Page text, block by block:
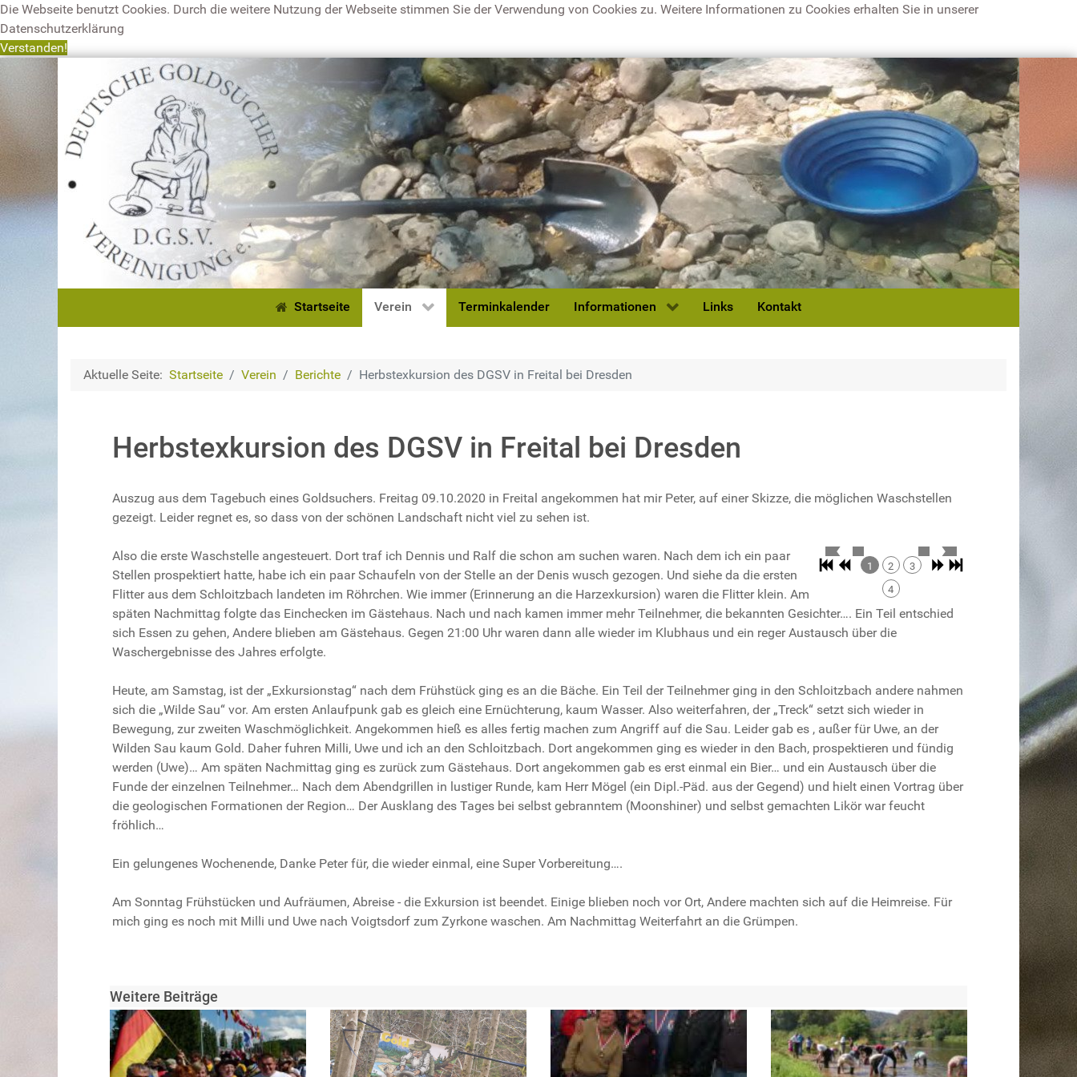
Die Webseite benutzt Cookies. Durch die weitere Nutzung der Webseite stimmen Sie der Verwendung von Cookies zu. Weitere Informationen zu Cookies erhalten Sie in unserer
Datenschutzerklärung
Verstanden!
Startseite Verein Terminkalender Informationen Links Kontakt
Aktuelle Seite: Startseite Verein Berichte Herbstexkursion des DGSV in Freital bei Dresden
Herbstexkursion des DGSV in Freital bei Dresden
Auszug aus dem Tagebuch eines Goldsuchers. Freitag 09.10.2020 in Freital angekommen hat mir Peter, auf einer Skizze, die möglichen Waschstellen
gezeigt. Leider regnet es, so dass von der schönen Landschaft nicht viel zu sehen ist.
1 2
3
4
Also die erste Waschstelle angesteuert. Dort traf ich Dennis und Ralf die schon am suchen waren. Nach dem ich ein paar
Stellen prospektiert hatte, habe ich ein paar Schaufeln von der Stelle an der Denis wusch gezogen. Und siehe da die ersten
Flitter aus dem Schloitzbach landeten im Röhrchen. Wie immer (Erinnerung an die Harzexkursion) waren die Flitter klein. Am
späten Nachmittag folgte das Einchecken im Gästehaus. Nach und nach kamen immer mehr Teilnehmer, die bekannten Gesichter…. Ein Teil entschied
sich Essen zu gehen, Andere blieben am Gästehaus. Gegen 21:00 Uhr waren dann alle wieder im Klubhaus und ein reger Austausch über die
Waschergebnisse des Jahres erfolgte.
Heute, am Samstag, ist der „Exkursionstag“ nach dem Frühstück ging es an die Bäche. Ein Teil der Teilnehmer ging in den Schloitzbach andere nahmen
sich die „Wilde Sau“ vor. Am ersten Anlaufpunk gab es gleich eine Ernüchterung, kaum Wasser. Also weiterfahren, der „Treck“ setzt sich wieder in
Bewegung, zur zweiten Waschmöglichkeit. Angekommen hieß es alles fertig machen zum Angriff auf die Sau. Leider gab es , außer für Uwe, an der
Wilden Sau kaum Gold. Daher fuhren Milli, Uwe und ich an den Schloitzbach. Dort angekommen ging es wieder in den Bach, prospektieren und fündig
werden (Uwe)… Am späten Nachmittag ging es zurück zum Gästehaus. Dort angekommen gab es erst einmal ein Bier… und ein Austausch über die
Funde der einzelnen Teilnehmer… Nach dem Abendgrillen in lustiger Runde, kam Herr Mögel (ein Dipl.-Päd. aus der Gegend) und hielt einen Vortrag über
die geologischen Formationen der Region… Der Ausklang des Tages bei selbst gebranntem (Moonshiner) und selbst gemachten Likör war feucht
fröhlich…
Ein gelungenes Wochenende, Danke Peter für, die wieder einmal, eine Super Vorbereitung….
Am Sonntag Frühstücken und Aufräumen, Abreise - die Exkursion ist beendet. Einige blieben noch vor Ort, Andere machten sich auf die Heimreise. Für
mich ging es noch mit Milli und Uwe nach Voigtsdorf zum Zyrkone waschen. Am Nachmittag Weiterfahrt an die Grümpen.
Weitere Beiträge